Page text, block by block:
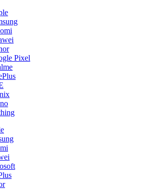
Pixel